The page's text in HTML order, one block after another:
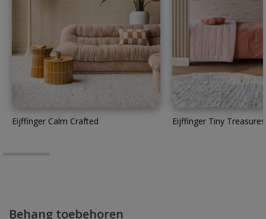
Eijffinger Calm Crafted Eijffinger Tiny Treasures
Behang toebehoren